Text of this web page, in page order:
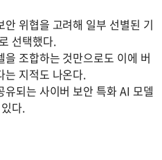
위협을 고려해 일부 선별된 기
선택했다.
조합하는 것만으로도 이에 버
는 지적도 나온다.
되는 사이버 보안 특화 AI 모델
다.